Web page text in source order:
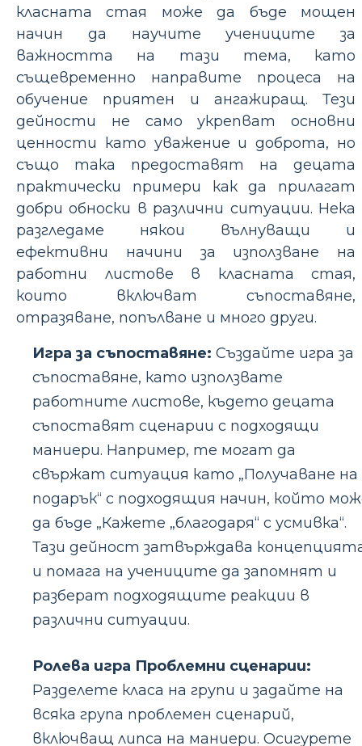
класната стая може да бъде мощен
начин да научите учениците за
важността на тази тема, като
същевременно направите процеса на
обучение приятен и ангажиращ. Тези
дейности не само укрепват основни
ценности като уважение и доброта, но
също така предоставят на децата
практически примери как да прилагат
добри обноски в различни ситуации. Нека
разгледаме някои вълнуващи и
ефективни начини за използване на
работни листове в класната стая,
които включват съпоставяне,
отразяване, попълване и много други.
Игра за съпоставяне: Създайте игра за
съпоставяне, като използвате
работните листове, където децата
съпоставят сценарии с подходящи
маниери. Например, те могат да
свържат ситуация като „Получаване на
подарък“ с подходящия начин, който
да бъде „Кажете „благодаря“ с усмивка“.
Тази дейност затвърждава
и помага на учениците да запомнят и
разберат подходящите реакции в
различни ситуации.
Ролева игра Проблемни сценарии:
Разделете класа на групи и задайте на
всяка група проблемен сценарий,
включващ липса на маниери. Осигурете